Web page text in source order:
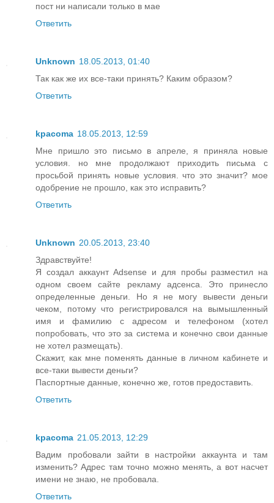
пост ни написали только в мае
Ответить
Unknown 18.05.2013, 01:40
Так как же их все-таки принять? Каким образом?
Ответить
kpacoma 18.05.2013, 12:59
Мне пришло это письмо в апреле, я приняла новые
условия. но мне продолжают приходить письма с
просьбой принять новые условия. что это значит? мое
одобрение не прошло, как это исправить?
Ответить
Unknown 20.05.2013, 23:40
Здравствуйте!
Я создал аккаунт Adsense и для пробы разместил на
одном своем сайте рекламу адсенса. Это принесло
определенные деньги. Но я не могу вывести деньги
чеком, потому что регистрировался на вымышленный
имя и фамилию с адресом и телефоном (хотел
попробовать, что это за система и конечно свои данные
не хотел размещать).
Скажит, как мне поменять данные в личном кабинете и
все-таки вывести деньги?
Паспортные данные, конечно же, готов предоставить.
Ответить
kpacoma 21.05.2013, 12:29
Вадим пробовали зайти в настройки аккаунта и там
изменить? Адрес там точно можно менять, а вот насчет
имени не знаю, не пробовала.
Ответить